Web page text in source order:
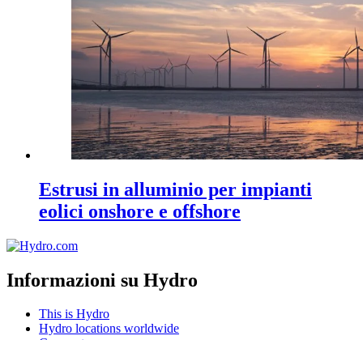
Estrusi in alluminio per impianti
eolici onshore e offshore
Informazioni su Hydro
This is Hydro
Hydro locations worldwide